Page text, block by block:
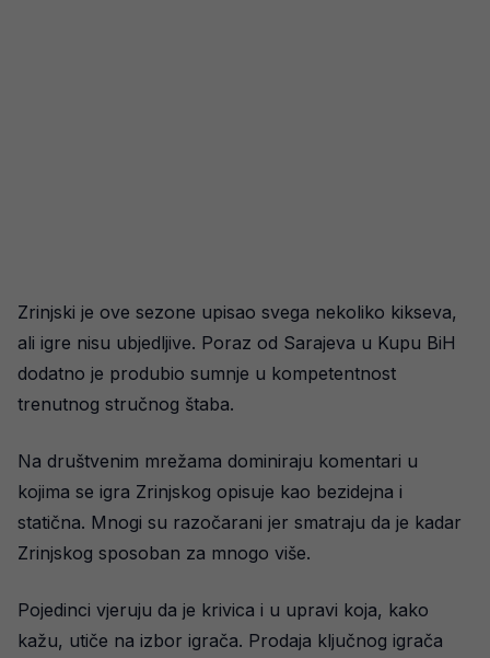
Zrinjski je ove sezone upisao svega nekoliko kikseva,
ali igre nisu ubjedljive. Poraz od Sarajeva u Kupu BiH
dodatno je produbio sumnje u kompetentnost
trenutnog stručnog štaba.
Na društvenim mrežama dominiraju komentari u
kojima se igra Zrinjskog opisuje kao bezidejna i
statična. Mnogi su razočarani jer smatraju da je kadar
Zrinjskog sposoban za mnogo više.
Pojedinci vjeruju da je krivica i u upravi koja, kako
kažu, utiče na izbor igrača. Prodaja ključnog igrača